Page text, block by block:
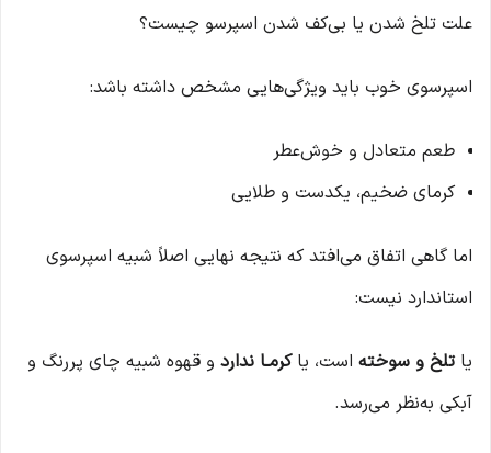
علت تلخ شدن یا بی‌کف شدن اسپرسو چیست؟
اسپرسوی خوب باید ویژگی‌هایی مشخص داشته باشد:
طعم متعادل و خوش‌عطر
کرمای ضخیم، یکدست و طلایی
اما گاهی اتفاق می‌افتد که نتیجه نهایی اصلاً شبیه اسپرسوی
استاندارد نیست:
یاتلخ و سوخته است، یاکرمـا ندارد و قهوه شبیه چای پررنگ و
آبکی به‌نظر می‌رسد.